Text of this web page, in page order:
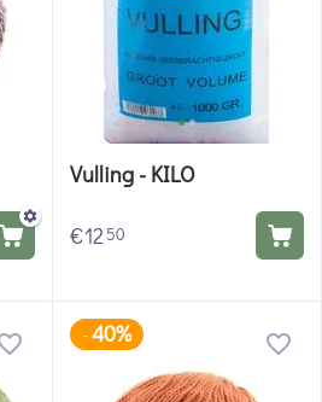
Vulling - KILO
€12 50
-40%